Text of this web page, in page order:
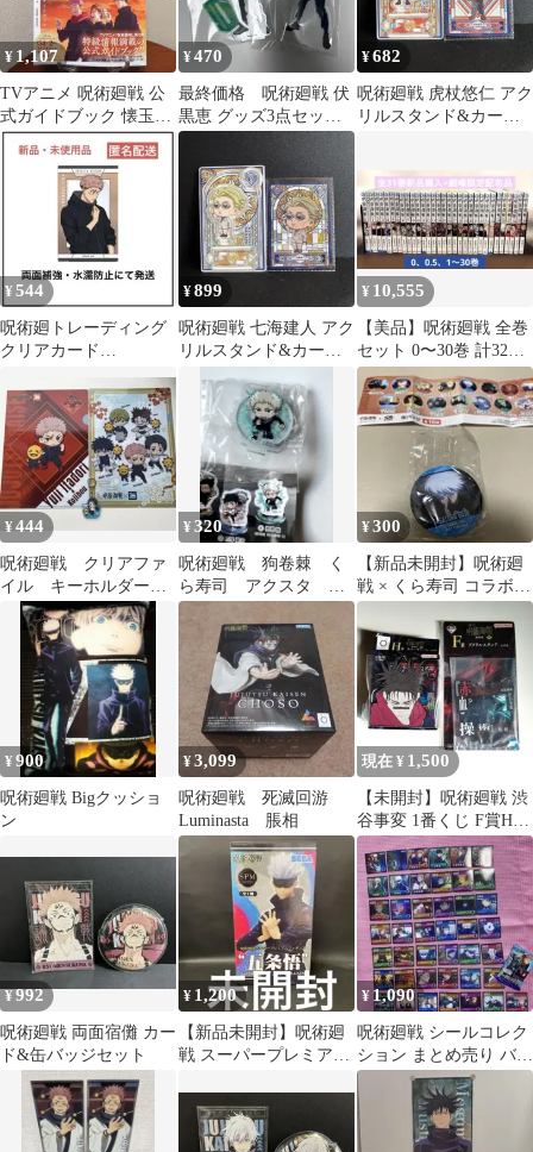
¥ 1,107
TVアニメ 呪術廻戦 公
式ガイドブック 懐玉・
玉折／渋谷事変 第二期
¥470
最終価格 呪術廻戦 伏
黒恵 グッズ3点セット
アクリルスタンド アク
¥682
呪術廻戦 虎杖悠仁 アク
リルスタンド&カード
¥ 544
呪術廻トレーディング
クリアカード
JF2026ver. 虎杖悠仁
¥899
呪術廻戦 七海建人 アク
リルスタンド&カード
¥ 10,555
【美品】呪術廻戦 全巻
セット 0〜30巻 計32冊
芥見下々
¥444
呪術廻戦 クリアファ
イル キーホルダー
シール
¥320
呪術廻戦 狗卷棘 く
ら寿司 アクスタ ア
クリルスタンド 全８
¥300
【新品未開封】呪術廻
戦 × くら寿司 コラボ缶
バッジ 五条悟
¥900
呪術廻戦 Bigクッショ
ン
¥3,099
呪術廻戦 死滅回游
Luminasta 脹相
現在 ¥ 1,500
【未開封】呪術廻戦 渋
谷事変 1番くじ F賞H賞
セット アクリルスタン
ド 脹相
¥992
呪術廻戦 両面宿儺 カー
ド&缶バッジセット
¥ 1,200
【新品未開封】呪術廻
戦 スーパープレミアム
¥ 1,090
呪術廻戦 シールコレク
ション まとめ売り バラ
売り可 3枚￥300-